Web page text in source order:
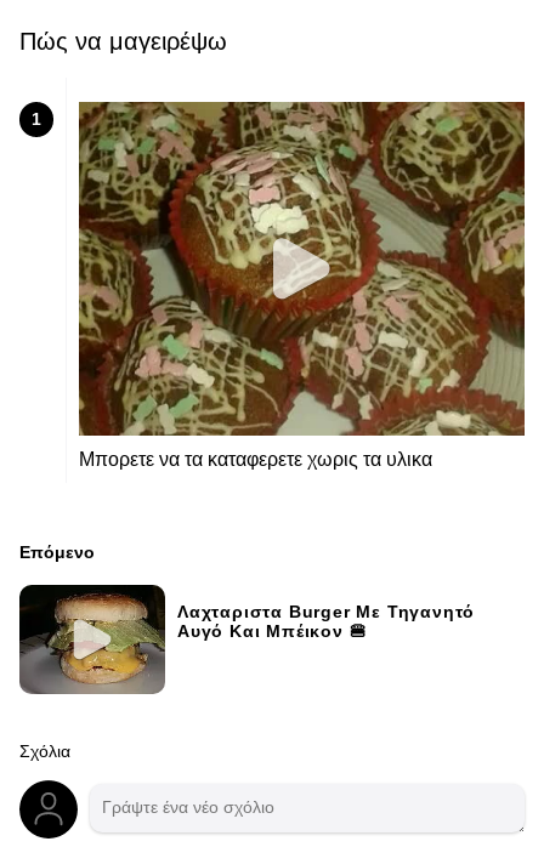
Πώς να μαγειρέψω
1
Μπορετε να τα καταφερετε χωρις τα υλικα
Επόμενο
Λαχταριστα Burger Με Τηγανητό
Αυγό Και Μπέικον 🍔
Σχόλια